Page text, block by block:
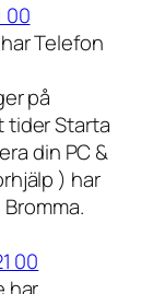
00
Telefon
på
tider Starta
din PC &
) har
00